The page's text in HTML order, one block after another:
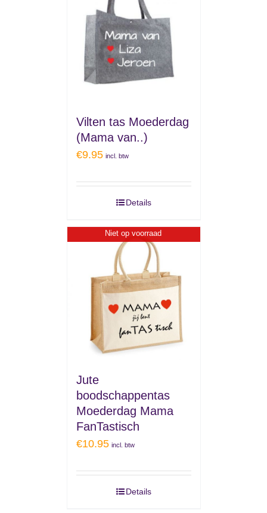
Vilten tas Moederdag
(Mama van..)
€9.95 incl. btw
Details
Niet op voorraad
Jute
boodschappentas
Moederdag Mama
FanTastisch
€10.95 incl. btw
Details